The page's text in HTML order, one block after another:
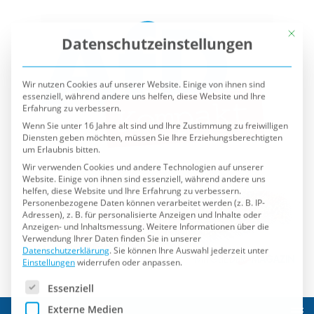
Datenschutzeinstellungen
essenziell, während andere uns helfen, diese Website und Ihre
Erfahrung zu verbessern.
Wenn Sie unter 16 Jahre alt sind und Ihre Zustimmung zu freiwilligen
Diensten geben möchten, müssen Sie Ihre Erziehungsberechtigten
um Erlaubnis bitten.
Wir verwenden Cookies und andere Technologien auf unserer
Website. Einige von ihnen sind essenziell, während andere uns
helfen, diese Website und Ihre Erfahrung zu verbessern.
Personenbezogene Daten können verarbeitet werden (z. B. IP-
Adressen), z. B. für personalisierte Anzeigen und Inhalte oder
Anzeigen- und Inhaltsmessung.Weitere Informationen über die
Verwendung Ihrer Daten finden Sie in unserer
Datenschutzerklärung. Sie können Ihre Auswahl jederzeit unter
Einstellungenwiderrufen oder anpassen.